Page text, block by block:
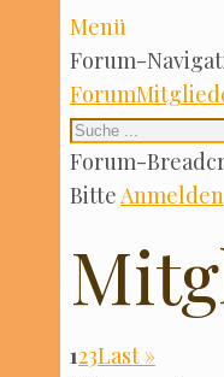
Menü
Forum-
Forum
Forum-
Bit­teAnmel­den
123Last »